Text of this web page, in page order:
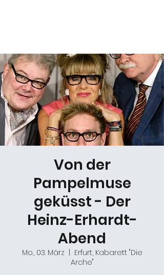
Von der
Pampelmuse
geküsst - Der
Heinz-Erhardt-
Abend
Mo., 03. März
Erfurt, Kabarett "Die
Arche"